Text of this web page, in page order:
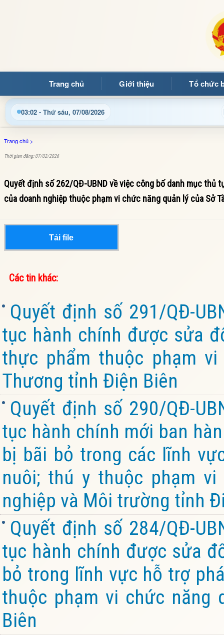
Trang chủ Giới thiệu Tổ chức
03:02 - Thứ sáu, 07/08/2026
mừng quý bạn đọc đến với Trang thông tin điện tử xã Mường
Trang chủ >
Thời gian đăng: 07/02/2026
Quyết định số 262/QĐ-UBND về việc công bố danh mục
của doanh nghiệp thuộc phạm vi chức năng quản lý của Sở
Tải file
Các tin khác:
Quyết định số 291/QĐ-
tục hành chính được sửa
thực phẩm thuộc phạm
Thương tỉnh Điện Biên
Quyết định số 290/QĐ-
tục hành chính mới ban
bị bãi bỏ trong các lĩnh
nuôi; thú y thuộc phạm
nghiệp và Môi trường tỉnh
Quyết định số 284/QĐ-
tục hành chính được sửa
bỏ trong lĩnh vực hỗ trợ
thuộc phạm vi chức năng
Biên